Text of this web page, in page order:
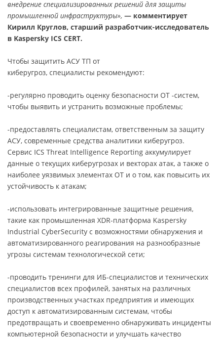
внедрение специализированных решений для защиты
промышленной инфраструктуры», — комментирует
Кирилл Круглов, старший разработчик-исследователь
в Kaspersky ICS CERT.
Чтобы защитить АСУ ТП от
киберугроз, специалисты рекомендуют:
-регулярно проводить оценку безопасности OT -систем,
чтобы выявить и устранить возможные проблемы;
-предоставлять специалистам, ответственным за защиту
АСУ, современные средства аналитики киберугроз.
Сервис ICS Threat Intelligence Reporting аккумулирует
данные о текущих киберугрозах и векторах атак, а также о
наиболее уязвимых элементах ОТ и о том, как повысить их
устойчивость к атакам;
-использовать интегрированные защитные решения,
такие как промышленная XDR-платформа Kaspersky
Industrial CyberSecurity c возможностями обнаружения и
автоматизированного реагирования на разнообразные
угрозы системам технологической сети;
-проводить тренинги для ИБ-специалистов и технических
специалистов всех профилей, занятых на различных
производственных участках предприятия и имеющих
доступ к автоматизированным системам, чтобы
предотвращать и своевременно обнаруживать инциденты
компьютерной безопасности и улучшать качество